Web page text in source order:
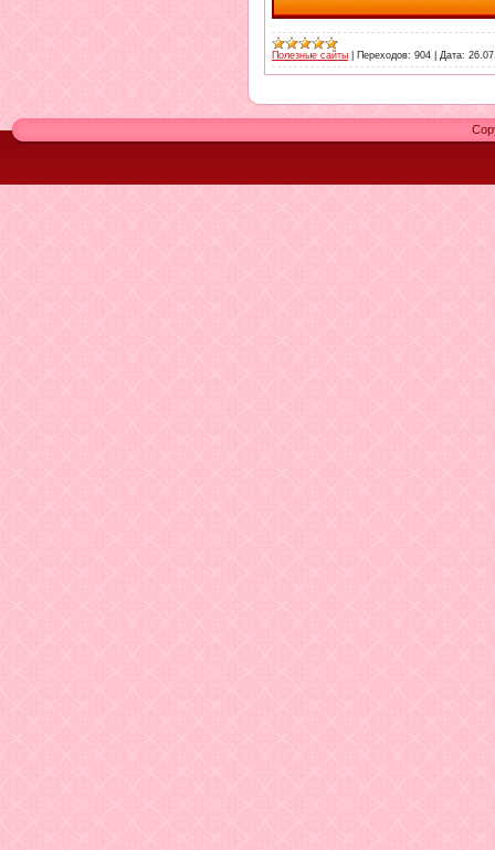
Полезные сайты Переходов: 904 Дата: